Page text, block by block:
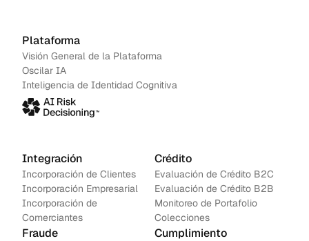
Plataforma
Visión General de la Plataforma
Oscilar IA
Inteligencia de Identidad Cognitiva
Integración
Incorporación de Clientes
Incorporación Empresarial
Incorporación de
Comerciantes
Crédito
Evaluación de Crédito B2C
Evaluación de Crédito B2B
Monitoreo de Portafolio
Colecciones
Fraude Cumplimiento